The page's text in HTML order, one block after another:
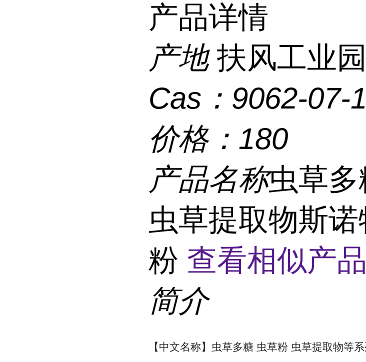
产品详情
产地 扶风工业园
Cas： 9062-07-1
价格： 180
产品名称虫草
虫草提取物斯
粉 查看相似产
简介
【中文名称】虫草多糖 虫草粉 虫草提取物等